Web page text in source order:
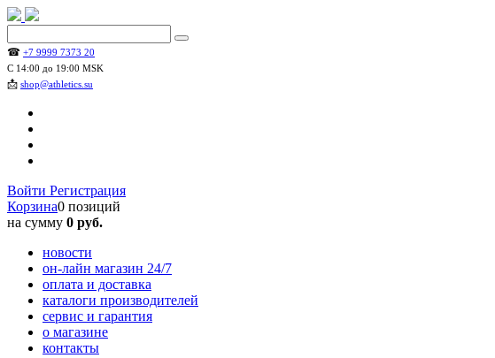
☎ +7 9999 7373 20
С 14:00 до 19:00 MSK
📩 shop@athletics.su
Войти Регистрация
Корзина0 позиций
на сумму 0 руб.
новости
он-лайн магазин 24/7
оплата и доставка
каталоги производителей
сервис и гарантия
о магазине
контакты